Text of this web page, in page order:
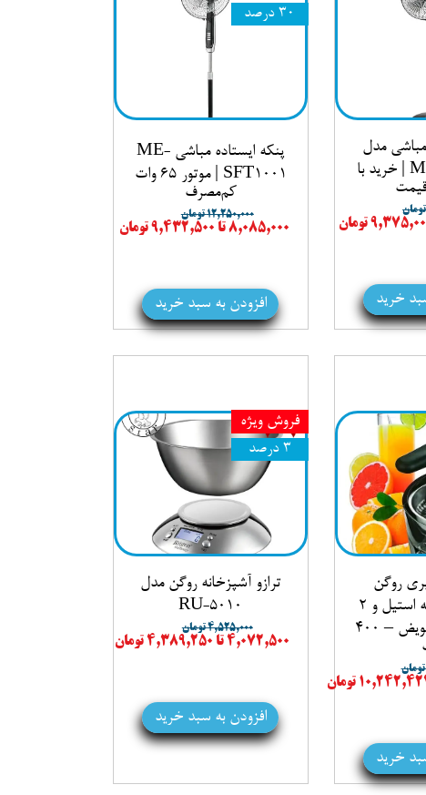
مباشی مدل
ME-SFT1002 | خرید با
خرید
پنکه ایستاده مباشی ME-
SFT1001 | موتور 65 وات
کم‌مصرف
۱۲,۲۵۰,۰۰۰ تومان
۸,۰۸۵,۰۰۰ تا ۹,۴۳۲,۵۰۰ تومان
افزودن به سبد خرید
۳۰ درصد
روگن
Rügen با بدنه استیل و ۲
مخروط قابل تعویض – 400
خرید
ترازو آشپزخانه روگن مدل
RU-5010
۴,۵۲۵,۰۰۰ تومان
۴,۰۷۲,۵۰۰ تا ۴,۳۸۹,۲۵۰ تومان
افزودن به سبد خرید
فروش ویژه
۳ درصد